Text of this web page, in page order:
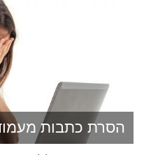
הסרת כתבות מעמוד